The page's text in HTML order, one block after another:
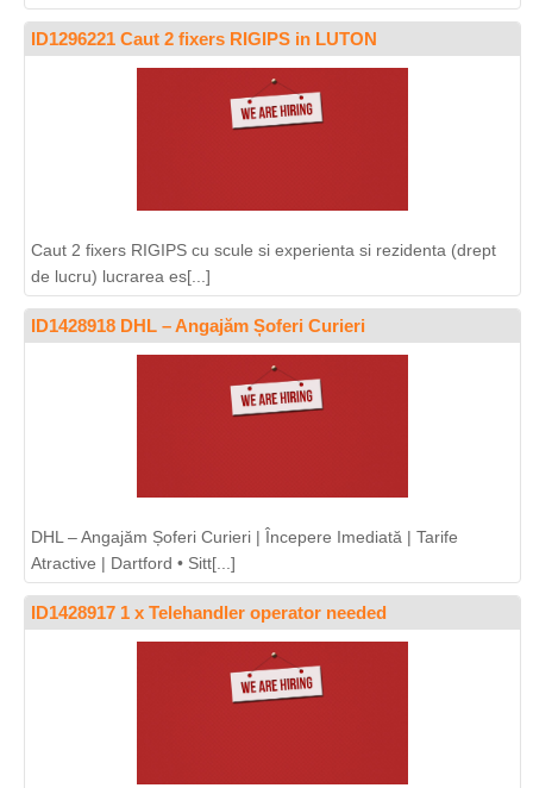
ID1296221 Caut 2 fixers RIGIPS in LUTON
Caut 2 fixers RIGIPS cu scule si experienta si rezidenta (drept
de lucru) lucrarea es[...]
ID1428918 DHL – Angajăm Șoferi Curieri
DHL – Angajăm Șoferi Curieri | Începere Imediată | Tarife
Atractive | Dartford • Sitt[...]
ID1428917 1 x Telehandler operator needed